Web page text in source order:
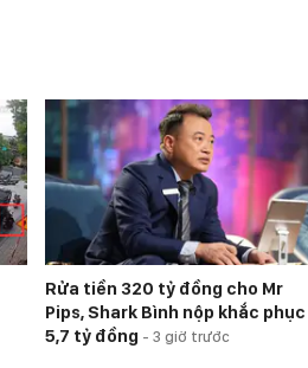
Rửa tiền 320 tỷ đồng cho Mr
Pips, Shark Bình nộp khắc phục
5,7 tỷ đồng - 3 giờ trước